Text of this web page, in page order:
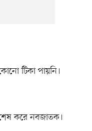
টিকা পায়নি।
করে নবজাতক।